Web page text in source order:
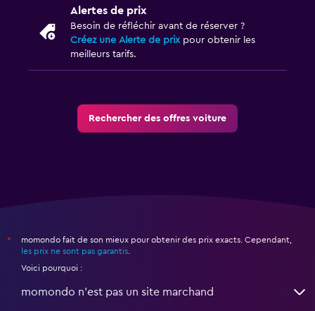
Alertes de prix
Besoin de réfléchir avant de réserver ?
Créez une Alerte de prixpour obtenir les
meilleurs tarifs.
Rechercher des offres voiture
*
momondo fait de son mieux pour obtenir des prix exacts. Cependant,
les prix ne sont pas garantis.
Voici pourquoi :
momondo n'est pas un site marchand